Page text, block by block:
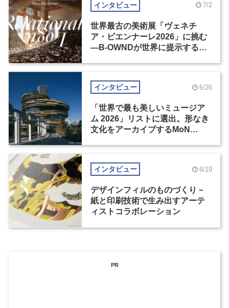
インタビュー 7/2
世界最古の美術展「ヴェネチ
ア・ビエンナーレ2026」に挑む
―B-OWNDが世界に提示する美
インタビュー 6/26
「世界で最も美しいミュージア
ム 2026」リストに選出。形なき
文化をアーカイブするMoN
インタビュー 6/19
デザインフィルのものづくり－
紙と印刷技術で生み出すアーテ
ィストコラボレーション
PR